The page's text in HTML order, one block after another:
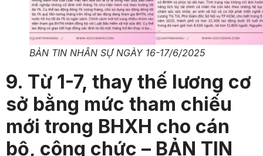
BẢN TIN NHÂN SỰ NGÀY 16-17/6/2025
9. Từ 1-7, thay thế lương cơ
sở bằng mức tham chiếu
mới trong BHXH cho cán
bộ, công chức – BẢN TIN